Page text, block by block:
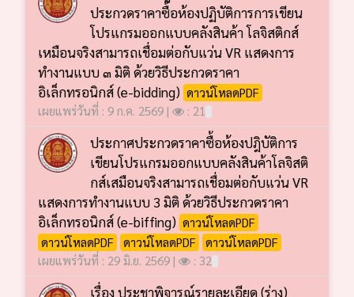
ประกวดราคาซื้อห้องปฏิบัติการการเขียน
โปรแกรมออกแบบคลังสินค้า โลจิสติกส์
เหมือนจริงสามารถเชื่อมต่อกับแว่น VR แสดงการ
ทำงานแบบ ๓ มิติ ด้วยวิธีประกวดราคา
อิเล็กทรอนิกส์ (e-bidding) ดาวน์โหลดPDF
เผยแพร่วันที่ : 9 ก.ค. 2569 |
: 21
ประกาศประกวดราคาซื้อห้องปฎิบัติการ
เขียนโปรแกรมออกแบบคลังสินค้าโลจิสติ
กส์เสมือนจริงสามารถเชื่อมต่อกับแว่น VR
แสดงการทำงานแบบ 3 มิติ ด้วยวิธีประกวดราคา
อิเล็กทรอนิกส์ (e-biffing) ดาวน์โหลดPDF
ดาวน์โหลดPDF
ดาวน์โหลดPDF
ดาวน์โหลดPDF
เผยแพร่วันที่ : 29 มิ.ย. 2569 |
: 32
เรื่อง ประชาพิจารณ์รายละเอียด (ร่าง)